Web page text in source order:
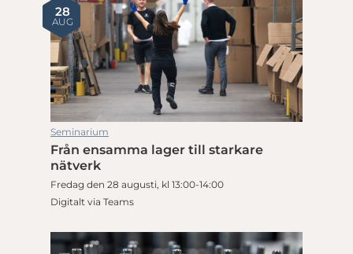
28
AUG
Seminarium
Från ensamma lager till starkare
nätverk
Fredag den 28 augusti, kl 13:00-14:00
Digitalt via Teams